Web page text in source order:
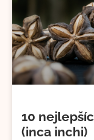
10
(inca inchi)